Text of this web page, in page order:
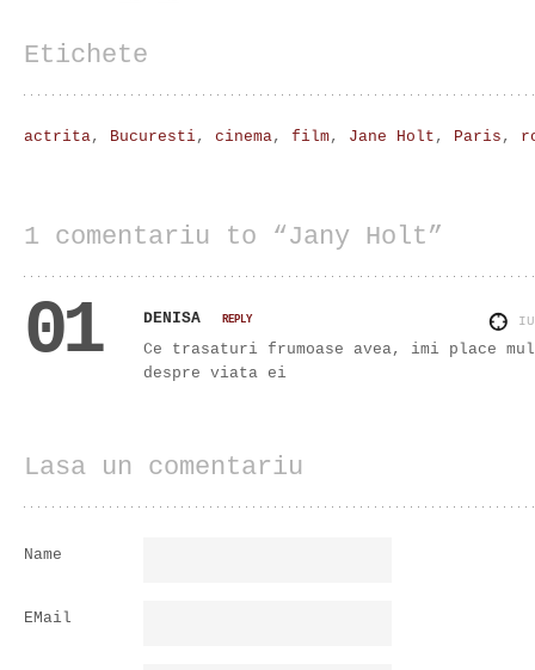
Etichete
actrita, Bucuresti, cinema, film, Jane Holt , Paris ,
1 comentariu to “Jany Holt”
01 DENISA REPLY
Ce trasaturi frumoase avea, imi place
despre viata ei
Lasa un comentariu
Name
EMail